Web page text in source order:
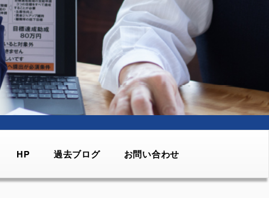
HP 過去ブログ お問い合わせ